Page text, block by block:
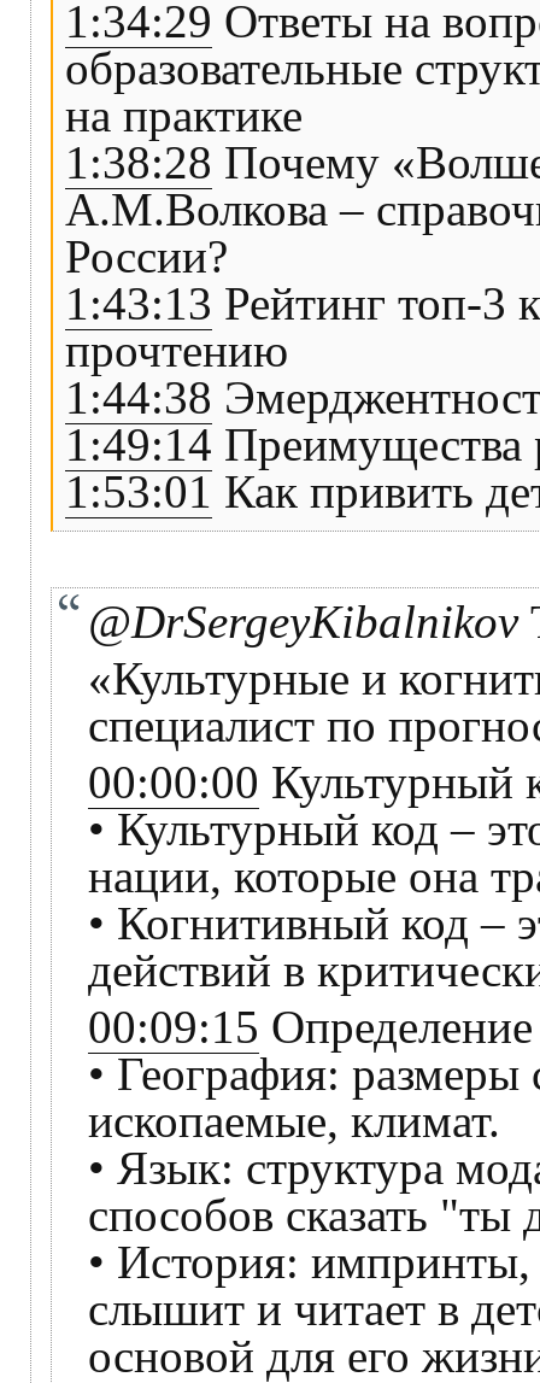
1:34:29 Ответы на
образовательные
на практике
1:38:28 Почему
А.М.Волкова –
России?
1:43:13 Рейтинг топ-3
прочтению
1:44:38
1:49:14 Преимущества
1:53:01 Как привить
@DrSergeyKibalnikov
«Культурные и
специалист по
00:00:00 Культурный
• Культурный код –
нации, которые она
• Когнитивный код –
действий в
00:09:15 Определение
• География:
ископаемые, климат.
• Язык: структура
способов сказать "ты
• История: импринты,
слышит и читает в
основой для его